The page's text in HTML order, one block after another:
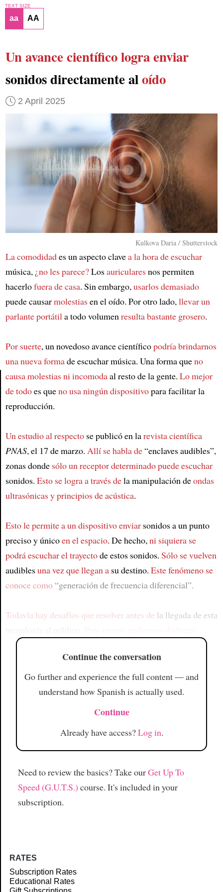
TEXT SIZE
aa AA
Un avance científico logra enviar
sonidos directamente aloído
2 April 2025
Kulkova Daria / Shutterstock
La comodidades un aspecto clavea la hora de escuchar
música, ¿no les parece?Losauricularesnos permiten
hacerlofuera de casa. Sin embargo,usarlos demasiado
puede causarmolestiasen el oído. Por otro lado,llevar un
parlante portátila todo volumenresulta bastante grosero.
Por suerte, un novedoso avance científicopodría brindarnos
una nueva formade escuchar música. Una forma queno
causa molestias ni incomodaal resto de la gente. Lo mejor
de todoes queno usa ningún dispositivopara facilitar la
reproducción.
Un estudio al respectose publicó en larevista científica
PNAS, el 17 de marzo. Allí se habla de“enclaves audibles”,
zonas donde sólo un receptor determinado puede escuchar
sonidos. Esto se logra a través dela manipulación deondas
ultrasónicas y principios de acústica.
Esto le permite a un dispositivo enviarsonidos a un punto
preciso y únicoen el espacio. De hecho,ni siquiera se
podrá escuchar el trayectode estos sonidos. Sólo se vuelven
audiblesuna vez que llegan asu destino. Este fenómeno se
conoce como“generación de frecuencia diferencial”.
Todavía hay desafíos que resolver antes de la llegada de esta
Continue the conversation
Go further and experience the full content — and
understand how Spanish is actually used.
Continue
Already have access?Log in.
Need to review the basics? Take ourGet Up To
Speed (G.U.T.S.) course. It's included in your
subscription.
RATES
Subscription Rates
Educational Rates